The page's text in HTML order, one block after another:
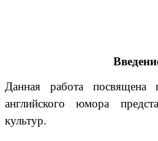
Данная работа посвящена
английского юмора
культур.